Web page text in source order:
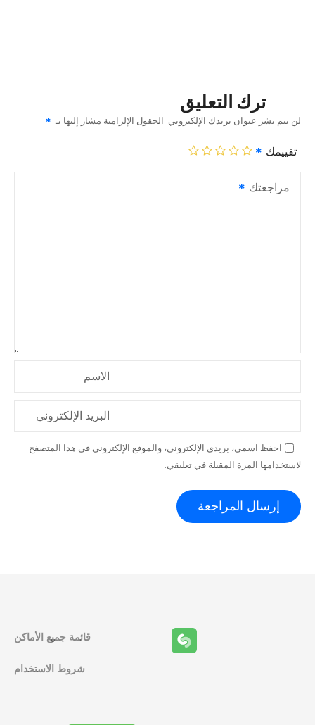
ترك التعليق
لن يتم نشر عنوان بريدك الإلكتروني. الحقول الإلزامية مشار إليها بـ
تقييمك
مراجعتك
الاسم
البريد الإلكتروني
احفظ اسمي، بريدي الإلكتروني، والموقع الإلكتروني في هذا المتصفح
لاستخدامها المرة المقبلة في تعليقي.
قائمة جميع الأماكن
شروط الاستخدام